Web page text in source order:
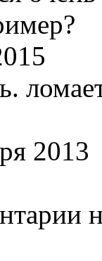
2013